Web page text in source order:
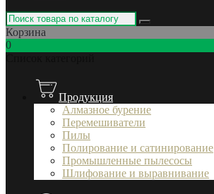
Корзина
0
Продукция
Алмазное бурение
Перемешиватели
Пилы
Полирование и сатинирование
Промышленные пылесосы
Шлифование и выравнивание